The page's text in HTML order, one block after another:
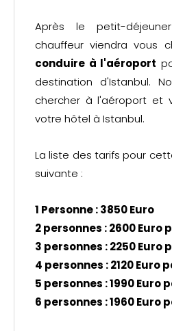
Après le petit-
chauffeur viendra vous
conduire à l'aéroport
destination d'Istanbul.
chercher à l'aéroport et
votre hôtel à Istanbul.
La liste des tarifs pour
suivante :
1 Personne : 3850 Euro
2 personnes : 2600 Euro
3 personnes : 2250 Euro
4 personnes : 2120 Euro
5 personnes : 1990 Euro
6 personnes : 1960 Euro